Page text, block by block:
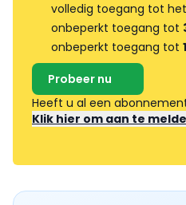
volledig toegang tot het
onbeperkt toegang tot
onbeperkt toegang tot
Probeer nu
Heeft u al een
Klik hier om aan te